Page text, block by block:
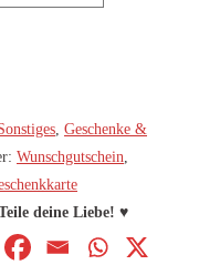
, Geschenke &
Wunschgutschein,
deine Liebe! ♥